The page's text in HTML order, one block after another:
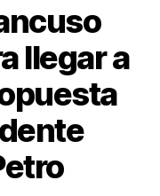
llegar a